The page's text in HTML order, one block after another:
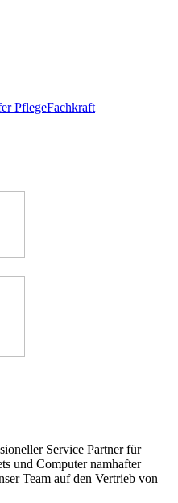
PflegeFachkraft
Service Partner für
und Computer namhafter
Team auf den Vertrieb von